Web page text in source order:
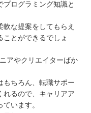
ログラミング知識と
な提案をしてもらえ
ことができるでしょ
アやクリエイターばか
もちろん、転職サポー
れるので、キャリアア
います。